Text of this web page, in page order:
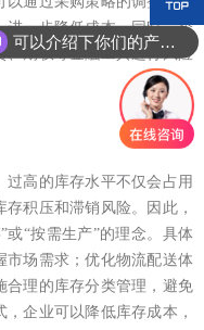
进一步降低成本。同时，企
、期权等金融工具进行风险
高的库存水平不仅会占用
积压和滞销风险。因此，
或“按需生产”的理念。具体
市场需求；优化物流配送体
合理的库存分类管理，避免
企业可以降低库存成本，
可以介绍下你们的产品么？